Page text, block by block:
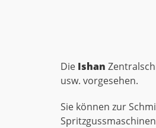
Die Ishan
usw. vorgesehen.
Sie können zur